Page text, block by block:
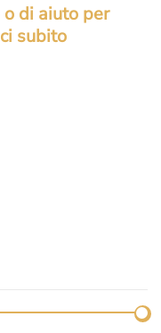
di aiuto per
subito